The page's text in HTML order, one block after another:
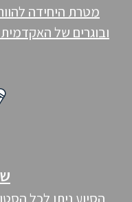
מטרת היחידה
ובוגרים של
הסיוע ניתן לכל